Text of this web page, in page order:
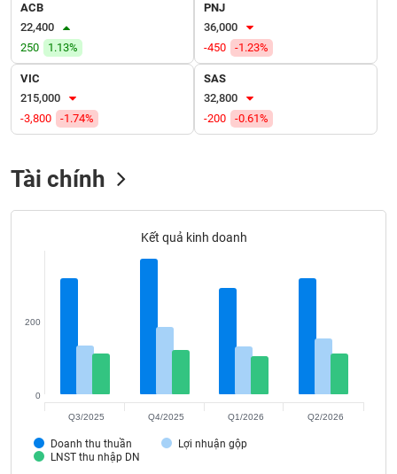
ACB
22,400
250
1.13%
PNJ
36,000
-450
-1.23%
VIC
215,000
-3,800
-1.74%
SAS
32,800
-200
-0.61%
Tài chính
Kết quả kinh doanh
Doanh thu thuần
Lợi nhuận gộp
LNST thu nhập DN
0
200
Q3/2025 Q4/2025 Q1/2026 Q2/2026
BẤT
ĐỘNG
SẢN
Mã
chứng
Bài
viết